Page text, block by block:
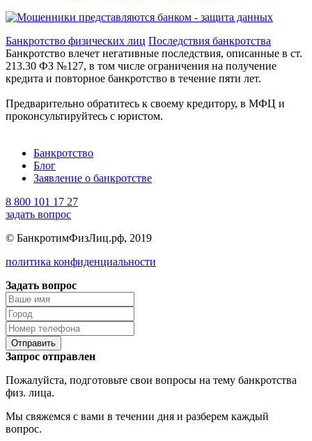
Банкротство физических лиц Последствия банкротства
Банкротство влечет негативные последствия, описанные в ст.
213.30 ФЗ №127, в том числе ограничения на получение
кредита и повторное банкротство в течение пяти лет.
Предварительно обратитесь к своему кредитору, в МФЦ и
проконсультируйтесь с юристом.
Банкротство
Блог
Заявление о банкротстве
8 800 101 17 27
задать вопрос
© БанкротимФизЛиц.рф, 2019
политика конфиденциальности
Задать вопрос
Отправить
Запрос отправлен
Пожалуйста, подготовьте свои вопросы на тему банкротства
физ. лица.
Мы свяжемся с вами в течении дня и разберем каждый
вопрос.